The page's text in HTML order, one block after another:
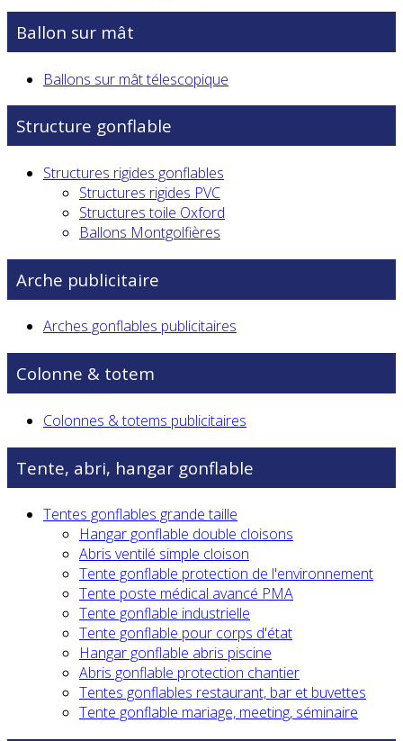
Ballon sur mât
Ballons sur mât télescopique
Structure gonflable
Structures rigides gonflables
Structures rigides PVC
Structures toile Oxford
Ballons Montgolfières
Arche publicitaire
Arches gonflables publicitaires
Colonne & totem
Colonnes & totems publicitaires
Tente, abri, hangar gonflable
Tentes gonflables grande taille
Hangar gonflable double cloisons
Abris ventilé simple cloison
Tente gonflable protection de l'environnement
Tente poste médical avancé PMA
Tente gonflable industrielle
Tente gonflable pour corps d'état
Hangar gonflable abris piscine
Abris gonflable protection chantier
Tentes gonflables restaurant, bar et buvettes
Tente gonflable mariage, meeting, séminaire